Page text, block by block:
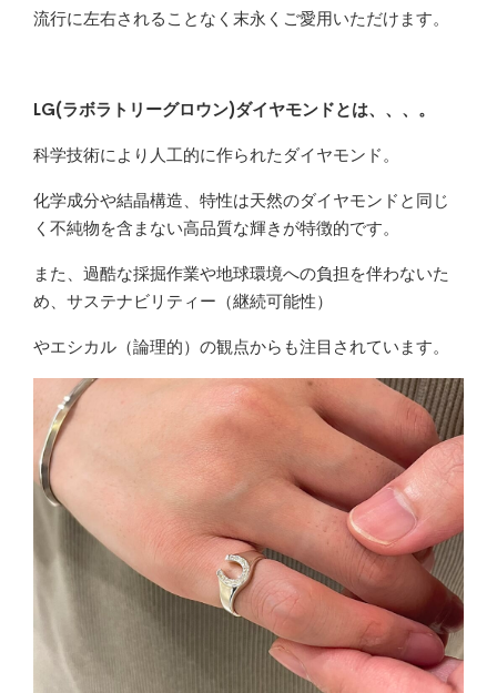
流行に左右されることなく末永くご愛用いただけます。
LG(ラボラトリーグロウン)ダイヤモンドとは、、、。
科学技術により人工的に作られたダイヤモンド。
化学成分や結晶構造、特性は天然のダイヤモンドと同じ
く不純物を含まない高品質な輝きが特徴的です。
また、過酷な採掘作業や地球環境への負担を伴わないた
め、サステナビリティー（継続可能性）
やエシカル（論理的）の観点からも注目されています。